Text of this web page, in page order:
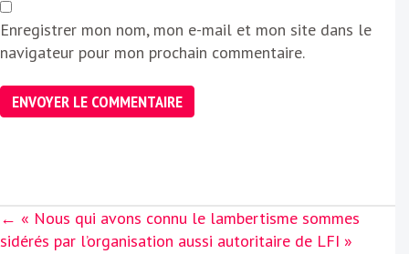
Enregistrer mon nom, mon e-mail et mon site dans le
navigateur pour mon prochain commentaire.
Posts
navigation
← « Nous qui avons connu le lambertisme sommes
sidérés par l’organisation aussi autoritaire de LFI »